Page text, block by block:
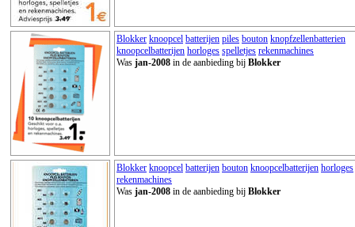
Blokker knoopcel batterijen piles bouton knopfzellenbatterien
knoopcelbatterijen horloges spelletjes rekenmachines
Was jan-2008 in de aanbieding bij Blokker
Blokker knoopcel batterijen bouton knoopcelbatterijen horloges
rekenmachines
Was jan-2008 in de aanbieding bij Blokker